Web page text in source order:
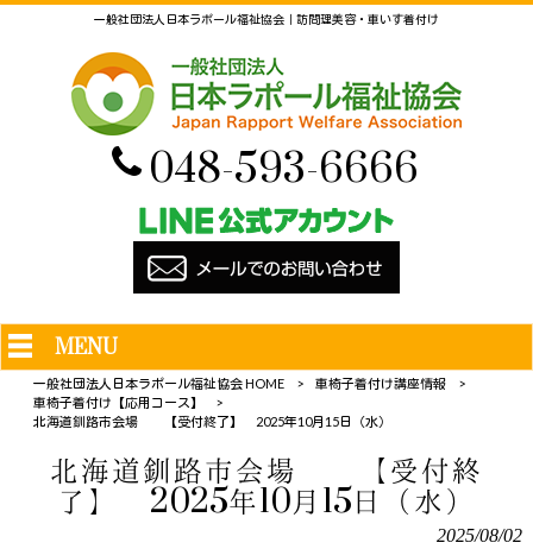
一般社団法人日本ラポール福祉協会｜訪問理美容・車いす着付け
048-593-6666
MENU
一般社団法人日本ラポール福祉協会 HOME > 車椅子着付け講座情報
>
車椅子着付け【応用コース】
>
北海道釧路市会場 【受付終了】 2025年10月15日（水）
北海道釧路市会場 【受付終
了】 2025年10月15日（水）
2025/08/02